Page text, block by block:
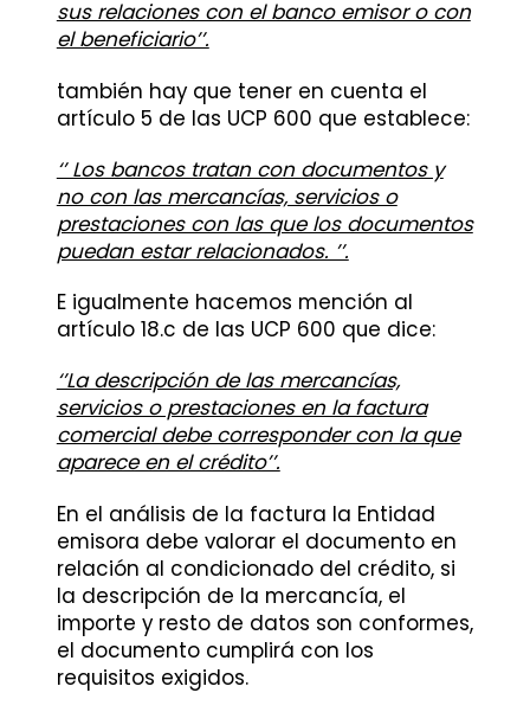
sus relaciones con el banco emisor o con
el beneficiario’’.
también hay que tener en cuenta el
artículo 5 de las UCP 600 que establece:
‘’ Los bancos tratan con documentos y
no con las mercancías, servicios o
prestaciones con las que los documentos
puedan estar relacionados. ’’.
E igualmente hacemos mención al
artículo 18.c de las UCP 600 que dice:
‘’La descripción de las mercancías,
servicios o prestaciones en la factura
comercial debe corresponder con la que
aparece en el crédito’’.
En el análisis de la factura la Entidad
emisora debe valorar el documento en
relación al condicionado del crédito, si
la descripción de la mercancía, el
importe y resto de datos son conformes,
el documento cumplirá con los
requisitos exigidos.